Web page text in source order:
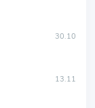
30.10
13.11